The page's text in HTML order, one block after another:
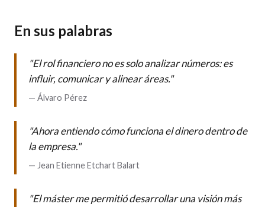
En sus palabras
"El rol financiero no es solo analizar números: es
influir, comunicar y alinear áreas."
— Álvaro Pérez
"Ahora entiendo cómo funciona el dinero dentro de
la empresa."
— Jean Etienne Etchart Balart
"El máster me permitió desarrollar una visión más